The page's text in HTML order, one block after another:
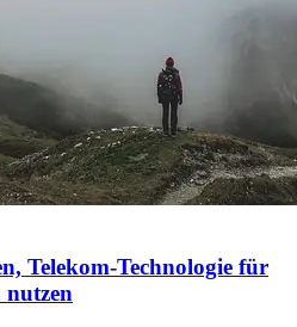
Telekom-Technologie für